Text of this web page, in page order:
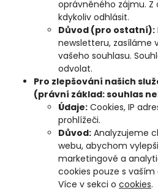
oprávněného zájmu.
kdykoliv odhlásit.
Důvod (pro ostatní):
newsletteru, zasíláme
vašeho souhlasu.
odvolat.
Pro zlepšování našich
(právní základ: souhlas
Údaje: Cookies, IP
prohlížeči.
Důvod: Analyzujeme
webu, abychom
marketingové a
cookies pouze s
Více v sekci o cookies.